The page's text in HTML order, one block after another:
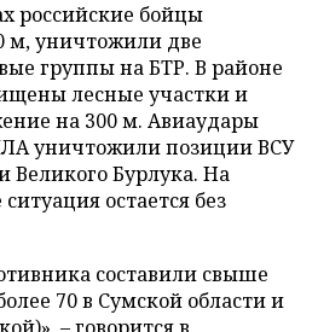
российские бойцы
м, уничтожили две
группы на БТР. В районе
лесные участки и
на 300 м. Авиаудары
уничтожили позиции ВСУ
Великого Бурлука. На
остается без
составили свыше
70 в Сумской области и